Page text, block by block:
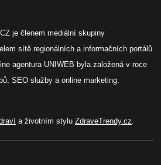
je členem mediální skupiny
sítě regionálních a informačních portálů
agentura UNIWEB byla založená v roce
SEO služby a online marketing.
a životním stylu ZdraveTrendy.cz